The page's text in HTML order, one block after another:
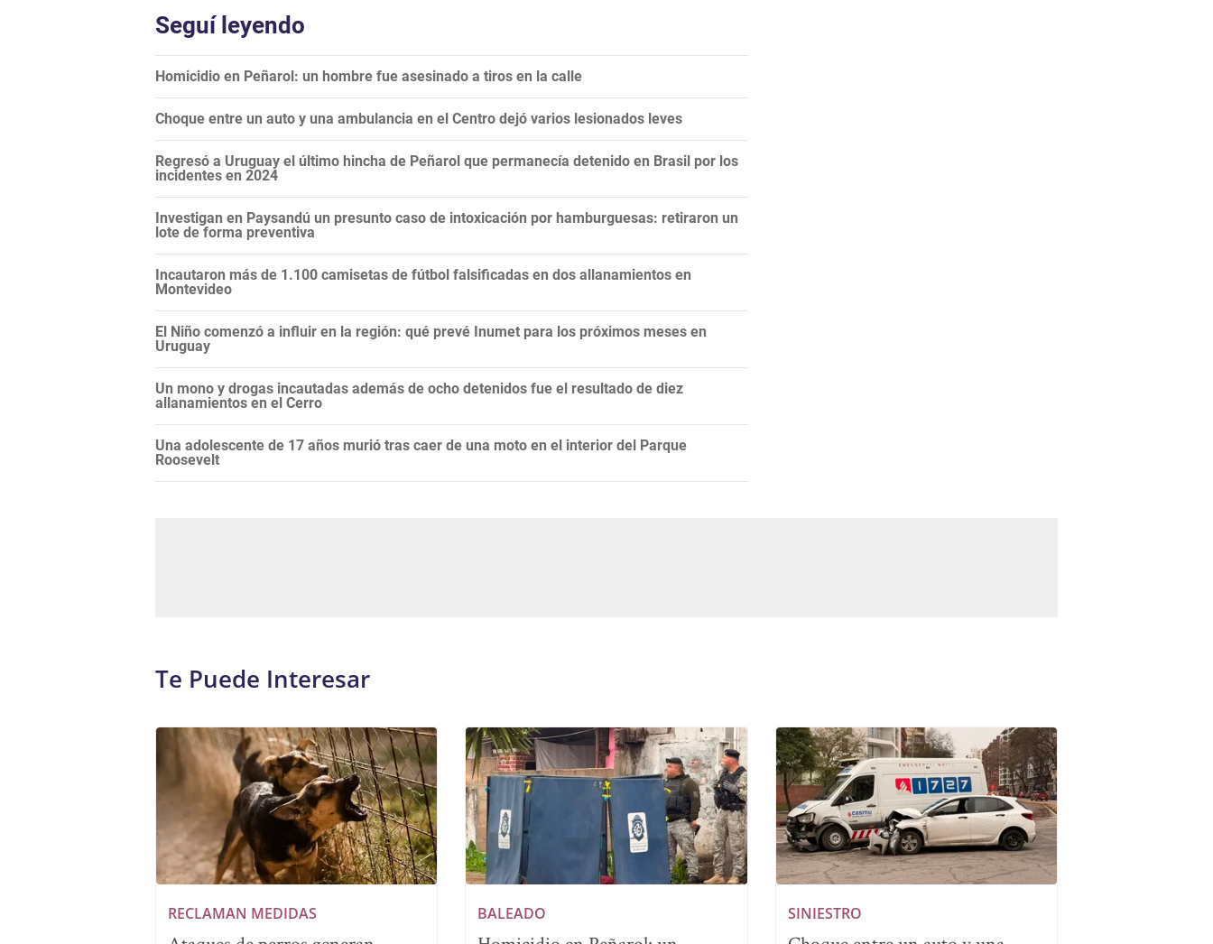
Seguí leyendo
Homicidio en Peñarol: un hombre fue asesinado a tiros en la calle
Choque entre un auto y una ambulancia en el Centro dejó varios lesionados leves
Regresó a Uruguay el último hincha de Peñarol que permanecía detenido en Brasil por los
incidentes en 2024
Investigan en Paysandú un presunto caso de intoxicación por hamburguesas: retiraron un
lote de forma preventiva
Incautaron más de 1.100 camisetas de fútbol falsificadas en dos allanamientos en
Montevideo
El Niño comenzó a influir en la región: qué prevé Inumet para los próximos meses en
Uruguay
Un mono y drogas incautadas además de ocho detenidos fue el resultado de diez
allanamientos en el Cerro
Una adolescente de 17 años murió tras caer de una moto en el interior del Parque
Roosevelt
Te Puede Interesar
RECLAMAN MEDIDAS BALEADO SINIESTRO